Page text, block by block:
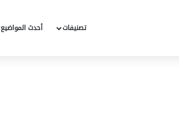
تصنيفات أحدث المواضيع